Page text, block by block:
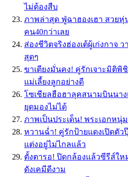
ไม่ต้องสืบ
ภาพล่าสุด ฟู่ฉาฮองเฮา สวย
คน40กว่าเลย
ส่องชีวิตจริงฮ่องเต้ผู้เก่งกาจ
สุดๆ
ขาเตียงมั่นคง! คู่รักเจาะมิติ
แม่เลี้ยงลูกอย่างดี
โซเชียลฮือฮาลุคสนามบินนาง
ยุดมองไม่ได้
ภาพเป็นประเด็น! พระเอกหนุ่
หวานฉ่ำ! คู่รักป้ายแดงเปิดตั
แต่งอยู่ไม่ไกลแล้ว
ตั้งตารอ! ปิดกล้องแล้วซีรีส์ให
ดังเคมีดีงาม